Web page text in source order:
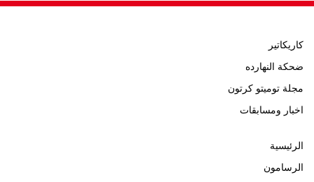
كاريكاتير
ضحكة النهارده
مجلة توميتو كرتون
اخبار ومسابقات
الرئيسية
الرسامون